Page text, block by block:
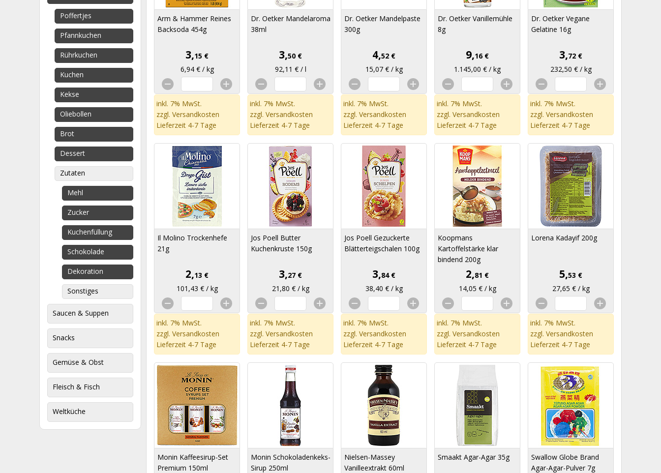
Poffertjes
Pfannkuchen
Rührkuchen
Kuchen
Kekse
Oliebollen
Brot
Dessert
Zutaten
Mehl
Zucker
Kuchenfüllung
Schokolade
Dekoration
Sonstiges
Saucen & Suppen
Snacks
Gemüse & Obst
Fleisch & Fisch
Weltküche
Arm & Hammer Reines
Backsoda 454g
3,15 €
6,94 € / kg
inkl. 7% MwSt.
zzgl. Versandkosten
Lieferzeit 4-7 Tage
Dr. Oetker Mandelaroma
38ml
3,50 €
92,11 € / l
inkl. 7% MwSt.
zzgl. Versandkosten
Lieferzeit 4-7 Tage
Dr. Oetker Mandelpaste
300g
4,52 €
15,07 € / kg
inkl. 7% MwSt.
zzgl. Versandkosten
Lieferzeit 4-7 Tage
Dr. Oetker Vanillemühle
8g
9,16 €
1.145,00 € / kg
inkl. 7% MwSt.
zzgl. Versandkosten
Lieferzeit 4-7 Tage
Dr. Oetker Vegane
Gelatine 16g
3,72 €
232,50 € / kg
inkl. 7% MwSt.
zzgl. Versandkosten
Lieferzeit 4-7 Tage
Il Molino Trockenhefe
21g
2,13 €
101,43 € / kg
inkl. 7% MwSt.
zzgl. Versandkosten
Lieferzeit 4-7 Tage
Jos Poell Butter
Kuchenkruste 150g
3,27 €
21,80 € / kg
inkl. 7% MwSt.
zzgl. Versandkosten
Lieferzeit 4-7 Tage
Jos Poell Gezuckerte
Blätterteigschalen 100g
3,84 €
38,40 € / kg
inkl. 7% MwSt.
zzgl. Versandkosten
Lieferzeit 4-7 Tage
Koopmans
Kartoffelstärke klar
bindend 200g
2,81 €
14,05 € / kg
inkl. 7% MwSt.
zzgl. Versandkosten
Lieferzeit 4-7 Tage
Lorena Kadayif 200g
5,53 €
27,65 € / kg
inkl. 7% MwSt.
zzgl. Versandkosten
Lieferzeit 4-7 Tage
Monin Kaffeesirup-Set
Premium 150ml
Monin Schokoladenkeks-
Sirup 250ml
Nielsen-Massey
Vanilleextrakt 60ml
Smaakt Agar-Agar 35g
Swallow Globe Brand
Agar-Agar-Pulver 7g